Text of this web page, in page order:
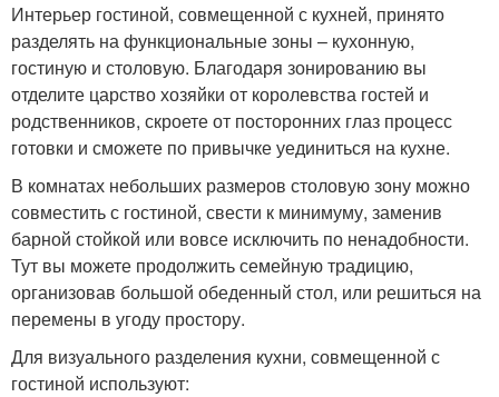
Интерьер гостиной, совмещенной с кухней, принято
разделять на функциональные зоны – кухонную,
гостиную и столовую. Благодаря зонированию вы
отделите царство хозяйки от королевства гостей и
родственников, скроете от посторонних глаз процесс
готовки и сможете по привычке уединиться на кухне.
В комнатах небольших размеров столовую зону можно
совместить с гостиной, свести к минимуму, заменив
барной стойкой или вовсе исключить по ненадобности.
Тут вы можете продолжить семейную традицию,
организовав большой обеденный стол, или решиться на
перемены в угоду простору.
Для визуального разделения кухни, совмещенной с
гостиной используют: